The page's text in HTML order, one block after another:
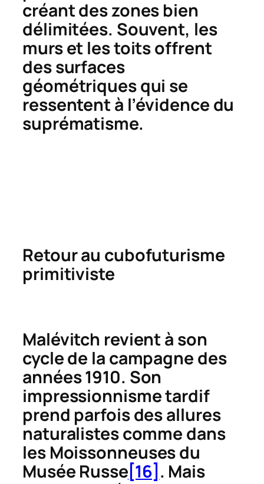
créant des zones bien
délimitées. Souvent, les
murs et les toits offrent
des surfaces
géométriques qui se
ressentent à l’évidence du
suprématisme.
Retour au cubofuturisme
primitiviste
Malévitch revient à son
cycle de la campagne des
années 1910. Son
impressionnisme tardif
prend parfois des allures
naturalistes comme dans
les Moissonneusesdu
Musée Russe[16] . Mais